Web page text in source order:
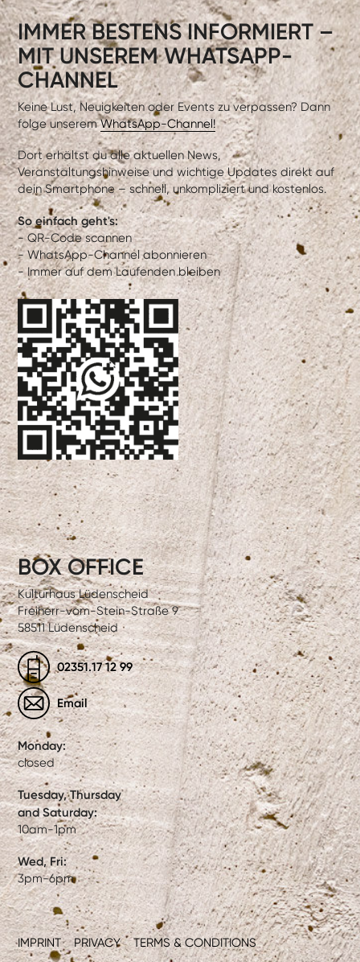
IMMER BESTENS INFORMIERT –
MIT UNSEREM WHATSAPP-
CHANNEL
Keine Lust, Neuigkeiten oder Events zu verpassen? Dann
folge unseremWhatsApp-Channel!
Dort erhältst du alle aktuellen News,
Veranstaltungshinweise und wichtige Updates direkt auf
dein Smartphone – schnell, unkompliziert und kostenlos.
So einfach geht's:
- QR-Code scannen
- WhatsApp-Channel abonnieren
- Immer auf dem Laufenden bleiben
IMPRINT PRIVACY TERMS & CONDITIONS
BOX OFFICE
Kulturhaus Lüdenscheid
Freiherr-vom-Stein-Straße 9
58511 Lüdenscheid
02351.17 12 99
Email
Monday:
closed
Tuesday, Thursday
and Saturday:
10am-1pm
Wed, Fri:
3pm-6pm